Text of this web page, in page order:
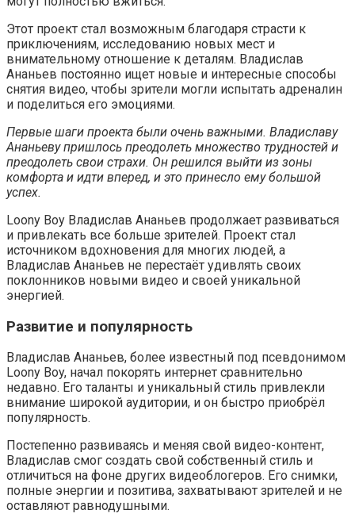
Этот проект стал возможным благодаря страсти к
приключениям, исследованию новых мест и
внимательному отношение к деталям. Владислав
Ананьев постоянно ищет новые и интересные способы
снятия видео, чтобы зрители могли испытать адреналин
и поделиться его эмоциями.
Первые шаги проекта были очень важными. Владиславу
Ананьеву пришлось преодолеть множество трудностей и
преодолеть свои страхи. Он решился выйти из зоны
комфорта и идти вперед, и это принесло ему большой
успех.
Loony Boy Владислав Ананьев продолжает развиваться
и привлекать все больше зрителей. Проект стал
источником вдохновения для многих людей, а
Владислав Ананьев не перестаёт удивлять своих
поклонников новыми видео и своей уникальной
энергией.
Развитие и популярность
Владислав Ананьев, более известный под псевдонимом
Loony Boy, начал покорять интернет сравнительно
недавно. Его таланты и уникальный стиль привлекли
внимание широкой аудитории, и он быстро приобрёл
популярность.
Постепенно развиваясь и меняя свой видео-контент,
Владислав смог создать свой собственный стиль и
отличиться на фоне других видеоблогеров. Его снимки,
полные энергии и позитива, захватывают зрителей и не
оставляют равнодушными.